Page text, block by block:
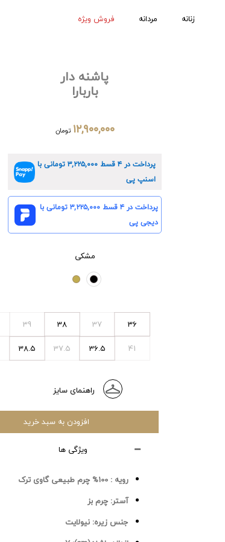
زنانه مردانه فروش ویژه
پاشنه دار
باربارا
۱۲,۹۰۰,۰۰۰ تومان
پرداخت در ۴ قسط ۳,۲۲۵,۰۰۰تومانی با
اسنپ پی
پرداخت در ۴ قسط ۳,۲۲۵,۰۰۰تومانی با
دیجی پی
مشکی
36
37
38
39
41
36.5
37.5
38.5
راهنمای سایز
افزودن به سبد خرید
ویژگی ها
رویه : 100% چرم طبیعی گاوی ترک
آستر: چرم بز
جنس زیره: نیولایت